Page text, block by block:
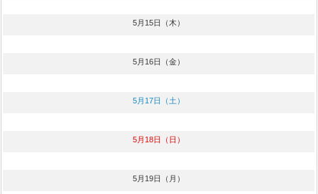
5月15日（木）
5月16日（金）
5月17日（土）
5月18日（日）
5月19日（月）